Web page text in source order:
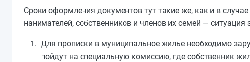
Сроки оформления документов тут такие же, как и в
нанимателей, собственников и членов их семей —
Для прописки в муниципальное жилье необходимо
пойдут на специальную комиссию, где собственник